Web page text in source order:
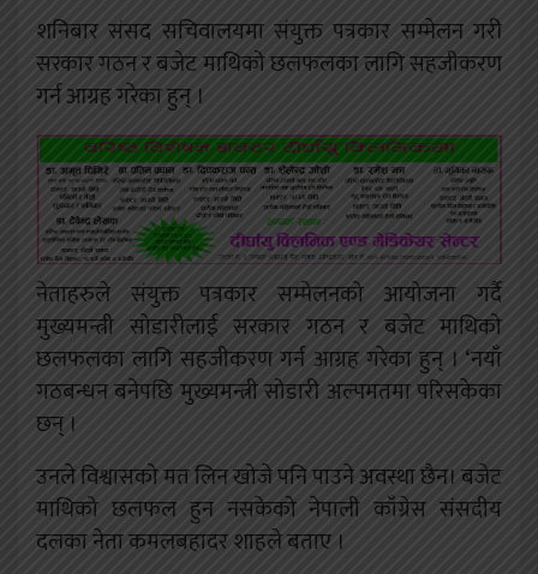
शनिबार संसद सचिवालयमा संयुक्त पत्रकार सम्मेलन गरी
सरकार गठन र बजेट माथिको छलफलका लागि सहजीकरण
गर्न आग्रह गरेका हुन् ।
नेताहरुले संयुक्त पत्रकार सम्मेलनको आयोजना गर्दै
मुख्यमन्त्री सोडारीलाई सरकार गठन र बजेट माथिको
छलफलका लागि सहजीकरण गर्न आग्रह गरेका हुन् । ‘नयाँ
गठबन्धन बनेपछि मुख्यमन्त्री सोडारी अल्पमतमा परिसकेका
छन् ।
उनले विश्वासको मत लिन खोजे पनि पाउने अवस्था छैन। बजेट
माथिको छलफल हुन नसकेको नेपाली काँग्रेस संसदीय
दलका नेता कमलबहादर शाहले बताए ।